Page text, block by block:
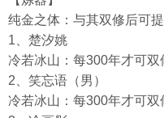
纯金之体：与其双修后可
1、楚汐姚
冷若冰山：每300年才可
2、笑忘语（男）
冷若冰山：每300年才可